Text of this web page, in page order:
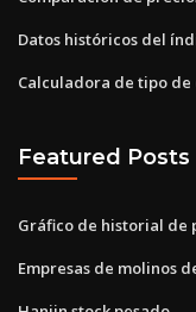
Datos históricos del
Calculadora de tipo
Featured Posts
Gráfico de historial de
Empresas de molinos